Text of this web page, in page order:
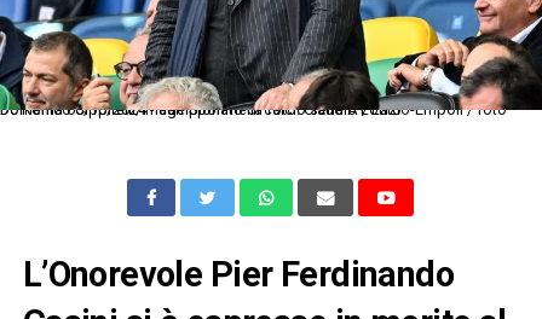
Dc Roma 06/10/2024 - campionato di calcio serie A / Lazio-Empoli / foto Domenico Cippitelli/Image Sport nella foto: Claudio Lotito
L’Onorevole Pier Ferdinando